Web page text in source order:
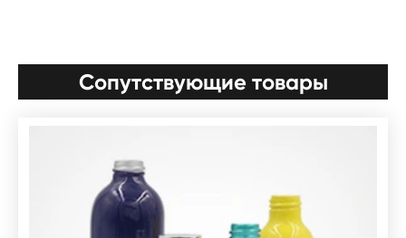
Сопутствующие товары